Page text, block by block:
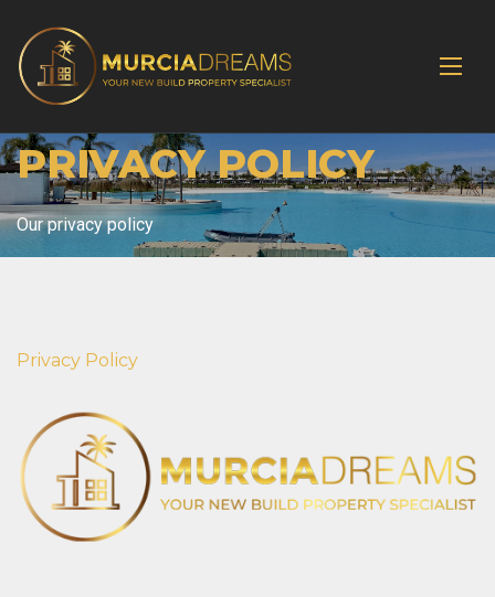
PRIVACY POLICY
Our privacy policy
Privacy Policy